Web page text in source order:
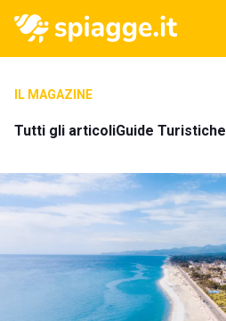
IL MAGAZINE
Tutti gli articoliGuide Turistiche